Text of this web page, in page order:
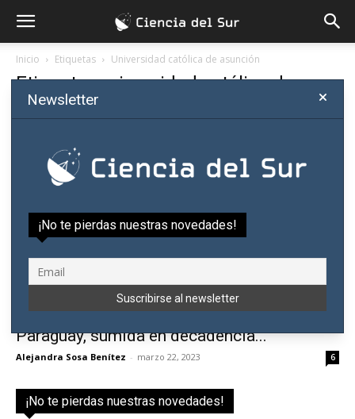
Inicio Etiquetas Universidad católica de asunción
Etiqueta: universidad católica de
asunción
Una de las facultades más antiguas de
Paraguay, sumida en decadencia...
Alejandra Sosa Benítez - marzo 22, 2023 6
¡No te pierdas nuestras novedades!
Newsletter
¡No te pierdas nuestras novedades!